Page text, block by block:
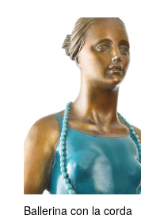
Ballerina con la corda